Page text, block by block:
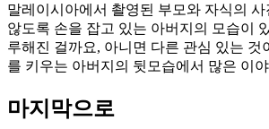
말레이시아에서 촬영된 부모와 자식의 사
않도록 손을 잡고 있는 아버지의 모습이
루해진 걸까요, 아니면 다른 관심 있는 것
를 키우는 아버지의 뒷모습에서 많은 이
마지막으로